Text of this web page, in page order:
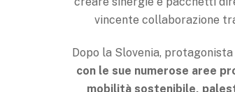
vincente collaborazione
Dopo la Slovenia,
con le sue numerose aree
mobilità sostenibile,